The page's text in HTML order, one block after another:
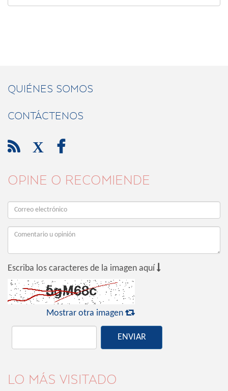
QUIÉNES SOMOS
CONTÁCTENOS
 X 
OPINE O RECOMIENDE
Escriba los caracteres de la imagen aquí 
Mostrar otra imagen 
ENVIAR
LO MÁS VISITADO